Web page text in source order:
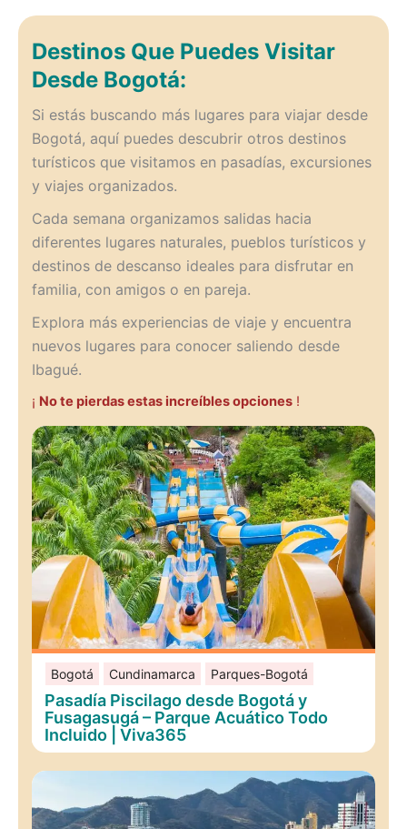
Destinos Que Puedes Visitar
Desde Bogotá:
Si estás buscando más lugares para viajar desde
Bogotá, aquí puedes descubrir otros destinos
turísticos que visitamos en pasadías, excursiones
y viajes organizados.
Cada semana organizamos salidas hacia
diferentes lugares naturales, pueblos turísticos y
destinos de descanso ideales para disfrutar en
familia, con amigos o en pareja.
Explora más experiencias de viaje y encuentra
nuevos lugares para conocer saliendo desde
Ibagué.
¡ No te pierdas estas increíbles opciones!
Bogotá Cundinamarca Parques-Bogotá
Pasadía Piscilago desde Bogotá y
Fusagasugá – Parque Acuático Todo
Incluido | Viva365